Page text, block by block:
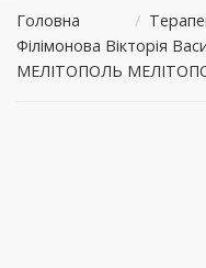
Головна /
Філімонова Вікторія
МЕЛІТОПОЛЬ